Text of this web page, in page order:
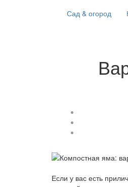
Сад & огород
Если у вас есть